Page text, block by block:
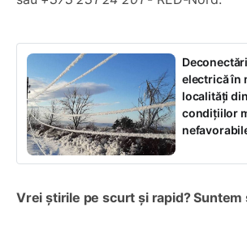
electrică în
localități
condițiilor
Vrei știrile pe scurt și rapid? Suntem